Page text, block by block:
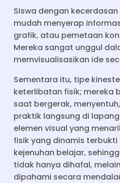
Siswa dengan
mudah menyerap
grafik, atau pemetaan
Mereka sangat unggul
memvisualisasikan ide
Sementara itu, tipe
keterlibatan fisik; mereka
saat bergerak,
praktik langsung di
elemen visual yang
fisik yang dinamis
kejenuhan belajar,
tidak hanya dihafal,
dipahami secara